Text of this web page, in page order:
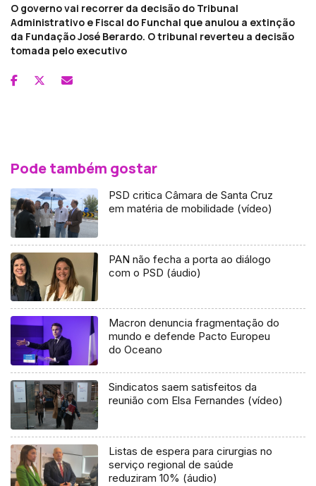
O governo vai recorrer da decisão do Tribunal
Administrativo e Fiscal do Funchal que anulou a extinção
da Fundação José Berardo. O tribunal reverteu a decisão
tomada pelo executivo
Pode também gostar
PSD critica Câmara de Santa Cruz
em matéria de mobilidade (vídeo)
PAN não fecha a porta ao diálogo
com o PSD (áudio)
Macron denuncia fragmentação do
mundo e defende Pacto Europeu
do Oceano
Sindicatos saem satisfeitos da
reunião com Elsa Fernandes (vídeo)
Listas de espera para cirurgias no
serviço regional de saúde
reduziram 10% (áudio)